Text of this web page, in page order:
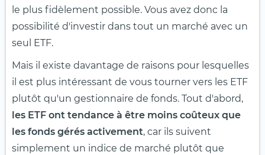
le plus fidèlement possible. Vous avez donc la
possibilité d'investir dans tout un marché avec un
seul ETF.
Mais il existe davantage de raisons pour lesquelles
il est plus intéressant de vous tourner vers les ETF
plutôt qu'un gestionnaire de fonds. Tout d'abord,
les ETF ont tendance à être moins coûteux que
les fonds gérés activement, car ils suivent
simplement un indice de marché plutôt que